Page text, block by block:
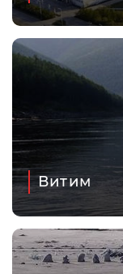
Витим